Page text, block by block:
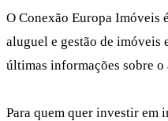
O Conexão Europa Imóveis
aluguel e gestão de imóveis
últimas informações sobre o
Para quem quer investir em